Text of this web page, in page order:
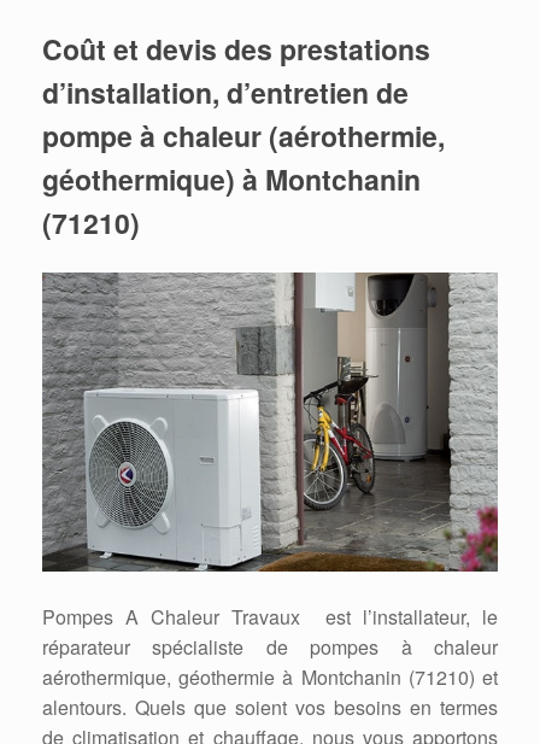
Coût et devis des prestations
d’installation, d’entretien de
pompe à chaleur (aérothermie,
géothermique) à Montchanin
(71210)
Pompes A Chaleur Travaux est l’installateur, le
réparateur spécialiste de pompes à chaleur
aérothermique, géothermie à Montchanin (71210) et
alentours. Quels que soient vos besoins en termes
de climatisation et chauffage, nous vous apportons